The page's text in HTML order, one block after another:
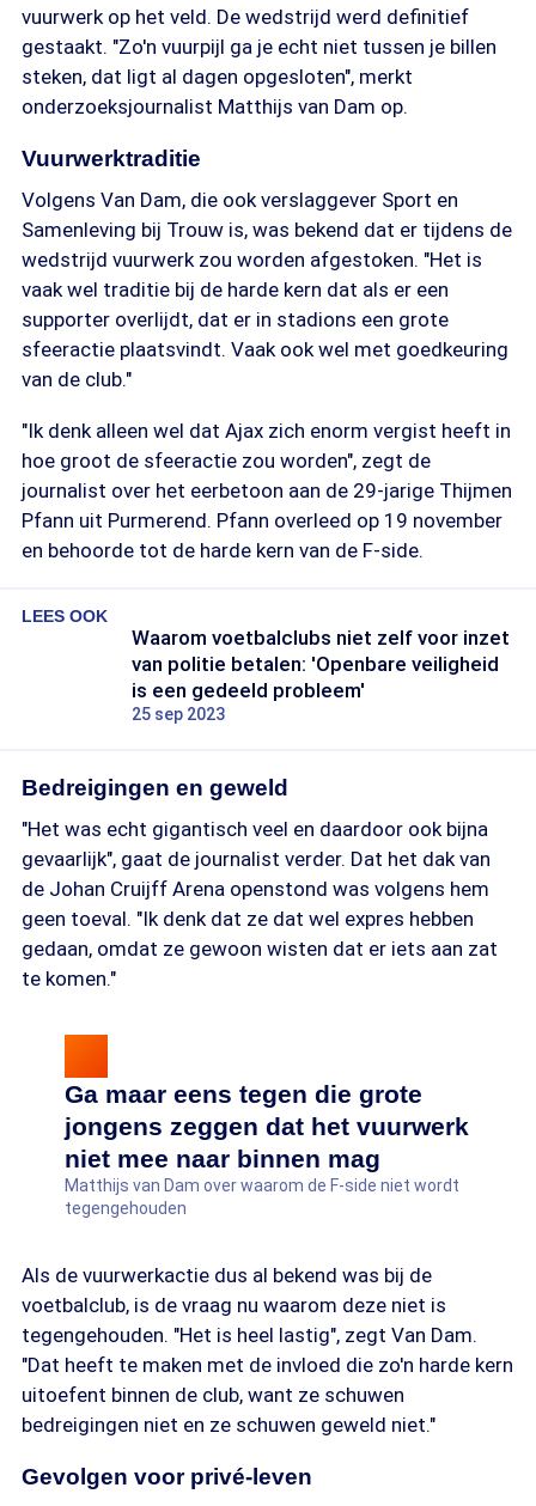
vuurwerk op het veld. De wedstrijd werd definitief
gestaakt. "Zo'n vuurpijl ga je echt niet tussen je billen
steken, dat ligt al dagen opgesloten", merkt
onderzoeksjournalist Matthijs van Dam op.
Vuurwerktraditie
Volgens Van Dam, die ook verslaggever Sport en
Samenleving bij Trouw is, was bekend dat er tijdens de
wedstrijd vuurwerk zou worden afgestoken. "Het is
vaak wel traditie bij de harde kern dat als er een
supporter overlijdt, dat er in stadions een grote
sfeeractie plaatsvindt. Vaak ook wel met goedkeuring
van de club."
"Ik denk alleen wel dat Ajax zich enorm vergist heeft in
hoe groot de sfeeractie zou worden", zegt de
journalist over het eerbetoon aan de 29-jarige Thijmen
Pfann uit Purmerend. Pfann overleed op 19 november
en behoorde tot de harde kern van de F-side.
LEES OOK
Waarom voetbalclubs niet zelf voor inzet
van politie betalen: 'Openbare veiligheid
is een gedeeld probleem'
25 sep 2023
Bedreigingen en geweld
"Het was echt gigantisch veel en daardoor ook bijna
gevaarlijk", gaat de journalist verder. Dat het dak van
de Johan Cruijff Arena openstond was volgens hem
geen toeval. "Ik denk dat ze dat wel expres hebben
gedaan, omdat ze gewoon wisten dat er iets aan zat
te komen."
Ga maar eens tegen die grote
jongens zeggen dat het vuurwerk
niet mee naar binnen mag
Matthijs van Dam over waarom de F-side niet wordt
tegengehouden
Als de vuurwerkactie dus al bekend was bij de
voetbalclub, is de vraag nu waarom deze niet is
tegengehouden. "Het is heel lastig", zegt Van Dam.
"Dat heeft te maken met de invloed die zo'n harde kern
uitoefent binnen de club, want ze schuwen
bedreigingen niet en ze schuwen geweld niet."
Gevolgen voor privé-leven